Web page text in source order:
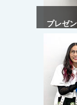
プレゼ